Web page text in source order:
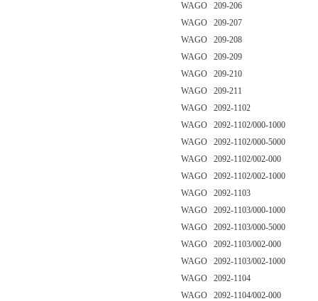
WAGO 209-206
WAGO 209-207
WAGO 209-208
WAGO 209-209
WAGO 209-210
WAGO 209-211
WAGO 2092-1102
WAGO 2092-1102/000-1000
WAGO 2092-1102/000-5000
WAGO 2092-1102/002-000
WAGO 2092-1102/002-1000
WAGO 2092-1103
WAGO 2092-1103/000-1000
WAGO 2092-1103/000-5000
WAGO 2092-1103/002-000
WAGO 2092-1103/002-1000
WAGO 2092-1104
WAGO 2092-1104/002-000